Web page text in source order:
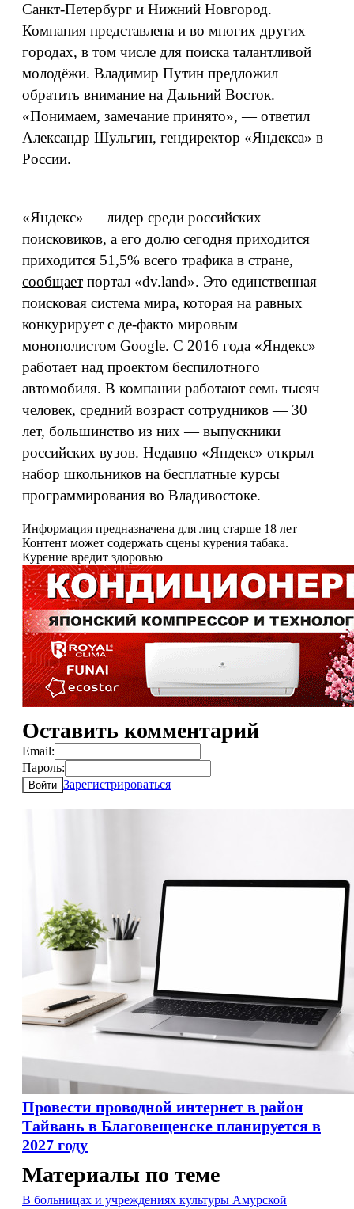
Санкт-Петербург и Нижний Новгород.
Компания представлена и во многих других
городах, в том числе для поиска талантливой
молодёжи. Владимир Путин предложил
обратить внимание на Дальний Восток.
«Понимаем, замечание принято», — ответил
Александр Шульгин, гендиректор «Яндекса» в
России.
«Яндекс» — лидер среди российских
поисковиков, а его долю сегодня приходится
приходится 51,5% всего трафика в стране,
сообщает портал «dv.land». Это единственная
поисковая система мира, которая на равных
конкурирует с де-факто мировым
монополистом Google. С 2016 года «Яндекс»
работает над проектом беспилотного
автомобиля. В компании работают семь тысяч
человек, средний возраст сотрудников — 30
лет, большинство из них — выпускники
российских вузов. Недавно «Яндекс» открыл
набор школьников на бесплатные курсы
программирования во Владивостоке.
Информация предназначена для лиц старше 18 лет
Контент может содержать сцены курения табака.
Курение вредит здоровью
Оставить комментарий
Email:
Пароль:
Войти Зарегистрироваться
Провести проводной интернет в район
Тайвань в Благовещенске планируется в
2027 году
Материалы по теме
В больницах и учреждениях культуры Амурской